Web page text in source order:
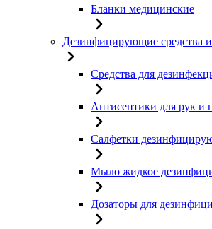
Бланки медицинские
Дезинфицирующие средства
Средства для
Антисептики для рук и
Салфетки
Мыло жидкое
Дозаторы для